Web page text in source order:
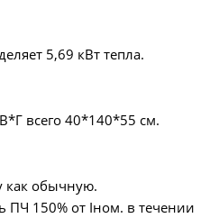
5,69 кВт тепла.
всего 40*140*55 см.
как обычную.
ПЧ 150% от Iном. в течении